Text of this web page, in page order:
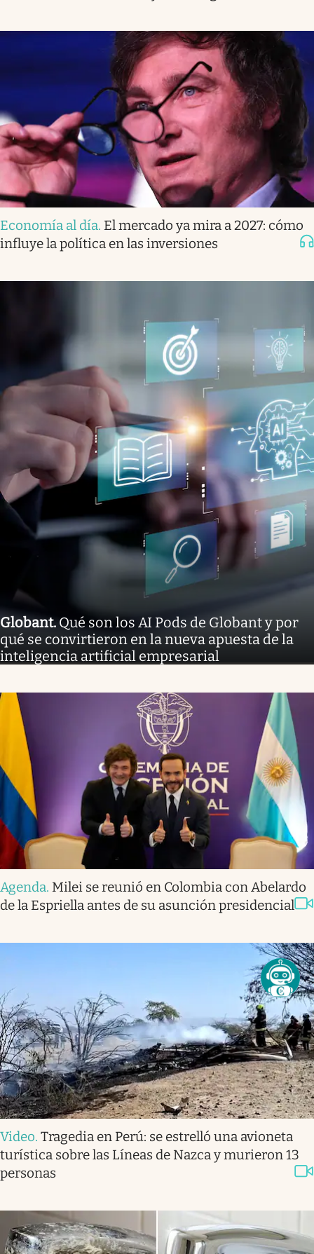
Economía al día. El mercado ya mira a 2027: cómo
influye la política en las inversiones
Globant.Qué son los AI Pods de Globant y por
qué se convirtieron en la nueva apuesta de la
inteligencia artificial empresarial
Agenda. Milei se reunió en Colombia con Abelardo
de la Espriella antes de su asunción presidencial
Video. Tragedia en Perú: se estrelló una avioneta
turística sobre las Líneas de Nazca y murieron 13
personas